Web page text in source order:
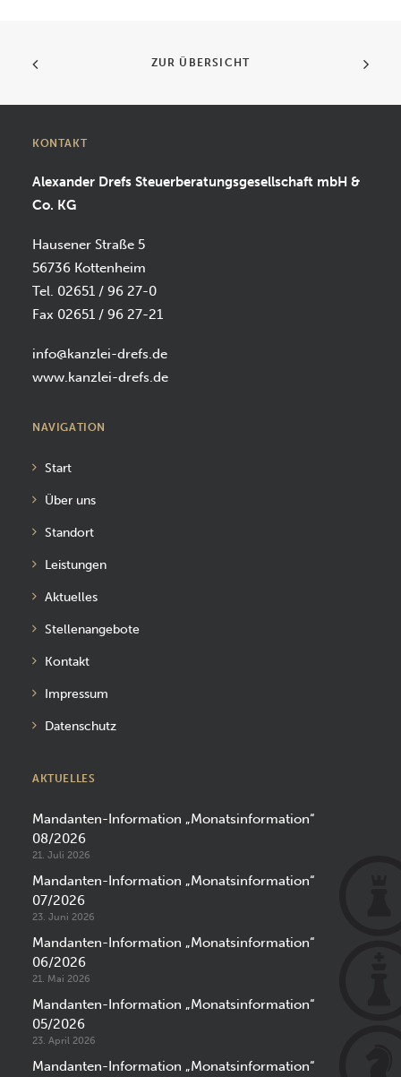
ZUR ÜBERSICHT
KONTAKT
Alexander Drefs Steuerberatungsgesellschaft mbH &
Co. KG
Hausener Straße 5
56736 Kottenheim
Tel. 02651 / 96 27-0
Fax 02651 / 96 27-21
info@kanzlei-drefs.de
www.kanzlei-drefs.de
NAVIGATION
Start
Über uns
Standort
Leistungen
Aktuelles
Stellenangebote
Kontakt
Impressum
Datenschutz
AKTUELLES
Mandanten-Information „Monatsinformation“
08/2026
21. Juli 2026
Mandanten-Information „Monatsinformation“
07/2026
23. Juni 2026
Mandanten-Information „Monatsinformation“
06/2026
21. Mai 2026
Mandanten-Information „Monatsinformation“
05/2026
23. April 2026
Mandanten-Information „Monatsinformation“